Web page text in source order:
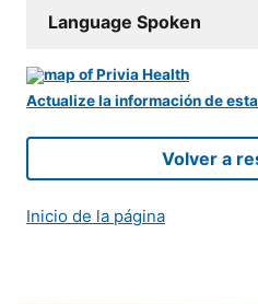
Language Spoken
Actualize la información de
Volver a
Inicio de la página